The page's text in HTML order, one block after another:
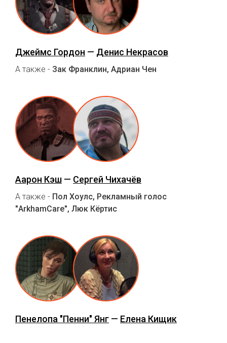
Джеймс Гордон — Денис Некрасов
А также - Зак Франклин, Адриан Чен
Аарон Кэш — Сергей Чихачёв
А также - Пол Хоулс, Рекламный голос
"ArkhamCare", Люк Кёртис
Пенелопа "Пенни" Янг — Елена Кищик